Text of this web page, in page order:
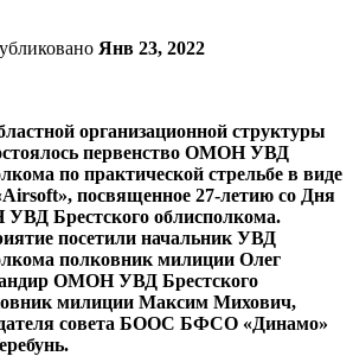
Янв 23, 2022
организационной структуры
первенство ОМОН УВД
по практической стрельбе в виде
посвященное 27-летию со Дня
Брестского облисполкома.
посетили начальник УВД
полковник милиции Олег
ОМОН УВД Брестского
милиции Максим Михович,
совета БООС БФСО «Динамо»